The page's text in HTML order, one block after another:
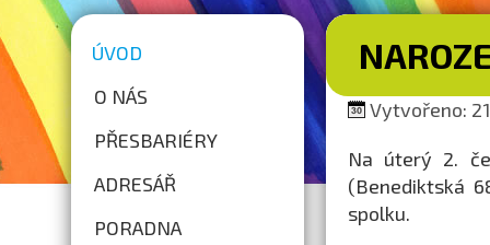
ÚVOD
O NÁS
PŘESBARIÉRY
ADRESÁŘ
PORADNA
Vytvořeno:
Na úterý 2.
(Benediktská
spolku.